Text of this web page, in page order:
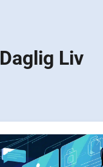
Daglig Liv